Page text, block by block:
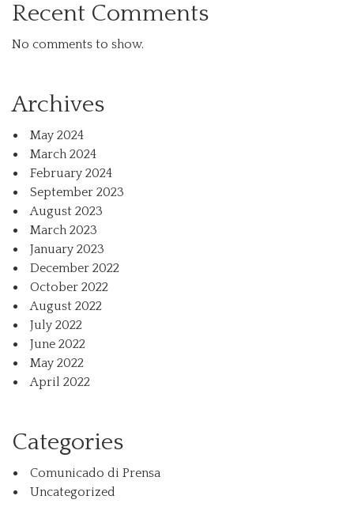
Recent Comments
No comments to show.
Archives
May 2024
March 2024
February 2024
September 2023
August 2023
March 2023
January 2023
December 2022
October 2022
August 2022
July 2022
June 2022
May 2022
April 2022
Categories
Comunicado di Prensa
Uncategorized